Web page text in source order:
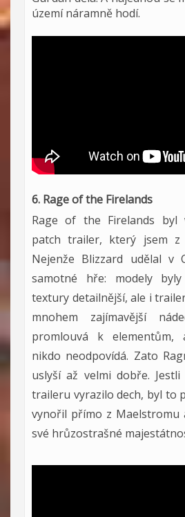
území náramně hodí.
6. Rage of the Firelands
Rage of the Firelands byl
patch trailer, který jsem z
Nejenže Blizzard udělal v
samotné hře: modely byly
textury detailnější, ale i
mnohem zajímavější
promlouvá k elementům,
nikdo neodpovídá. Zato
uslyší až velmi dobře.
traileru vyrazilo dech, byl to
vynořil přímo z Maelstromu
své hrůzostrašné